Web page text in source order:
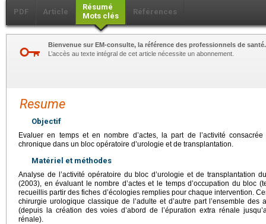
PDF Article
Résumé
Mots clés
Références
Bienvenue sur EM-consulte, la référence des professionnels de santé.
L’accès au texte intégral de cet article nécessite un abonnement.
Resume
Objectif
Evaluer en temps et en nombre d’actes, la part de l’activité
chronique dans un bloc opératoire d’urologie et de transplantation.
Matériel et méthodes
Analyse de l’activité opératoire du bloc d’urologie et de transplantation
(2003), en évaluant le nombre d’actes et le temps d’occupation du bloc
recueillis partir des fiches d’écologies remplies pour chaque intervention.
chirurgie urologique classique de l’adulte et d’autre part l’ensemble des
(depuis la création des voies d’abord de l’épuration extra rénale
rénale).